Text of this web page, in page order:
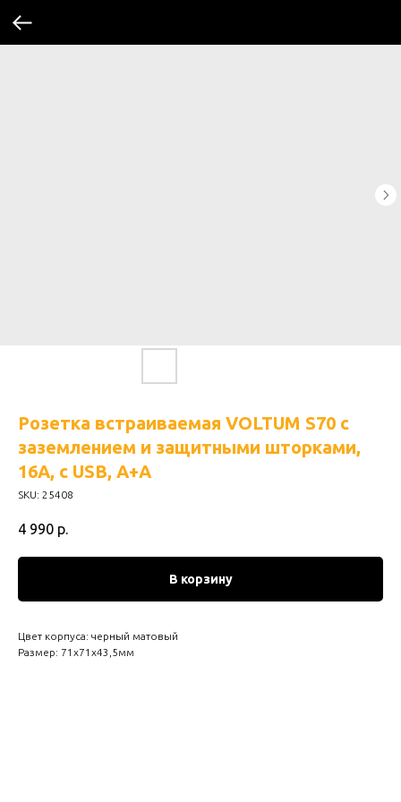
Розетка встраиваемая VOLTUM S70 с
заземлением и защитными шторками,
16А, с USB, A+A
SKU: 25408
4 990 р.
В корзину
Цвет корпуса: черный матовый
Размер: 71х71х43,5мм